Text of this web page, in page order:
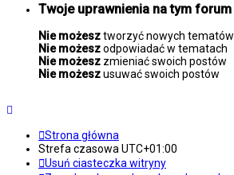
Twoje uprawnienia na tym forum
Nie możesztworzyć nowych tematów
Nie możeszodpowiadać w tematach
Nie możesz zmieniać swoich postów
Nie możeszusuwać swoich postów
Strona główna
Strefa czasowa UTC+01:00
Usuń ciasteczka witryny